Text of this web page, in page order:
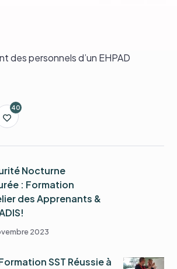
des personnels d’un EHPAD
40
Nocturne
: Formation
des Apprenants &
2023
SST Réussie à